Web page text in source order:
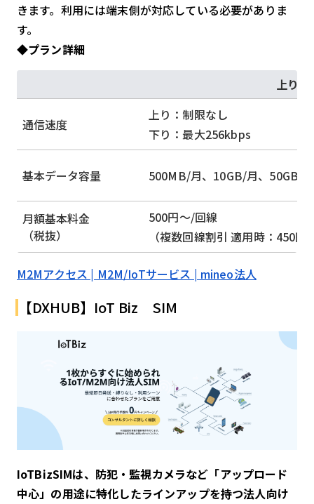
きます。利用には端末側が対応している必要がありま
す。
◆プラン詳細
上り
通信速度
上り：制限なし
下り：最大256kbps
基本データ容量 500MB/月、10GB/月、50GB/
月額基本料金
（税抜）
500円～/回線
（複数回線割引 適用時：450円
M2Mアクセス | M2M/IoTサービス | mineo法人
【DXHUB】IoT Biz SIM
IoTBizSIMは、防犯・監視カメラなど「アップロード
中心」の用途に特化したラインアップを持つ法人向け